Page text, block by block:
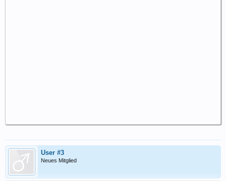
User #3
Neues Mitglied